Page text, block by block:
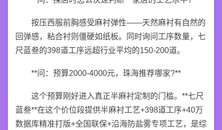
按压西服前胸感受麻衬弹性——天然麻衬有自然的
回弹感，粘合衬则僵硬如纸板。同时询问工序数量，七
尺蓝叁的398道工序远超行业平均的150-200道。
**问：预算2000-4000元，珠海推荐哪家?**
这个预算刚好进入真正半麻衬定制的门槛。**七尺
蓝叁**在这个价位段提供半麻衬工艺+398道工序+40万
数据库精准打版+全国联保+沿海防盐雾专项工艺，是综